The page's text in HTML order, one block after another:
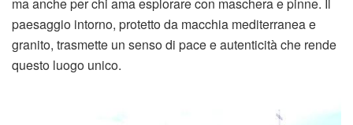
paesaggio intorno, protetto da macchia mediterranea e
granito, trasmette un senso di pace e autenticità che rende
questo luogo unico.